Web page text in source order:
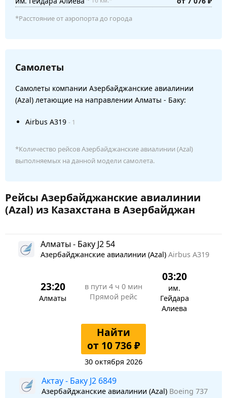
*Расстояние от аэропорта до города
Самолеты
Самолеты компании Азербайджанские авиалинии
(Azal) летающие на направлении Алматы - Баку:
Airbus A319 - 1
*Количество рейсов Азербайджанские авиалинии (Azal)
выполняемых на данной модели самолета.
Рейсы Азербайджанские авиалинии
(Azal) из Казахстана в Азербайджан
Алматы - Баку J2 54
Азербайджанские авиалинии (Azal) Airbus A319
23:20
Алматы
в пути 4 ч 0 мин
Прямой рейс
03:20
им.
Гейдара
Алиева
Найти
от 10 736 ₽
30 октября 2026
Актау - Баку J2 6849
Азербайджанские авиалинии (Azal) Boeing 737